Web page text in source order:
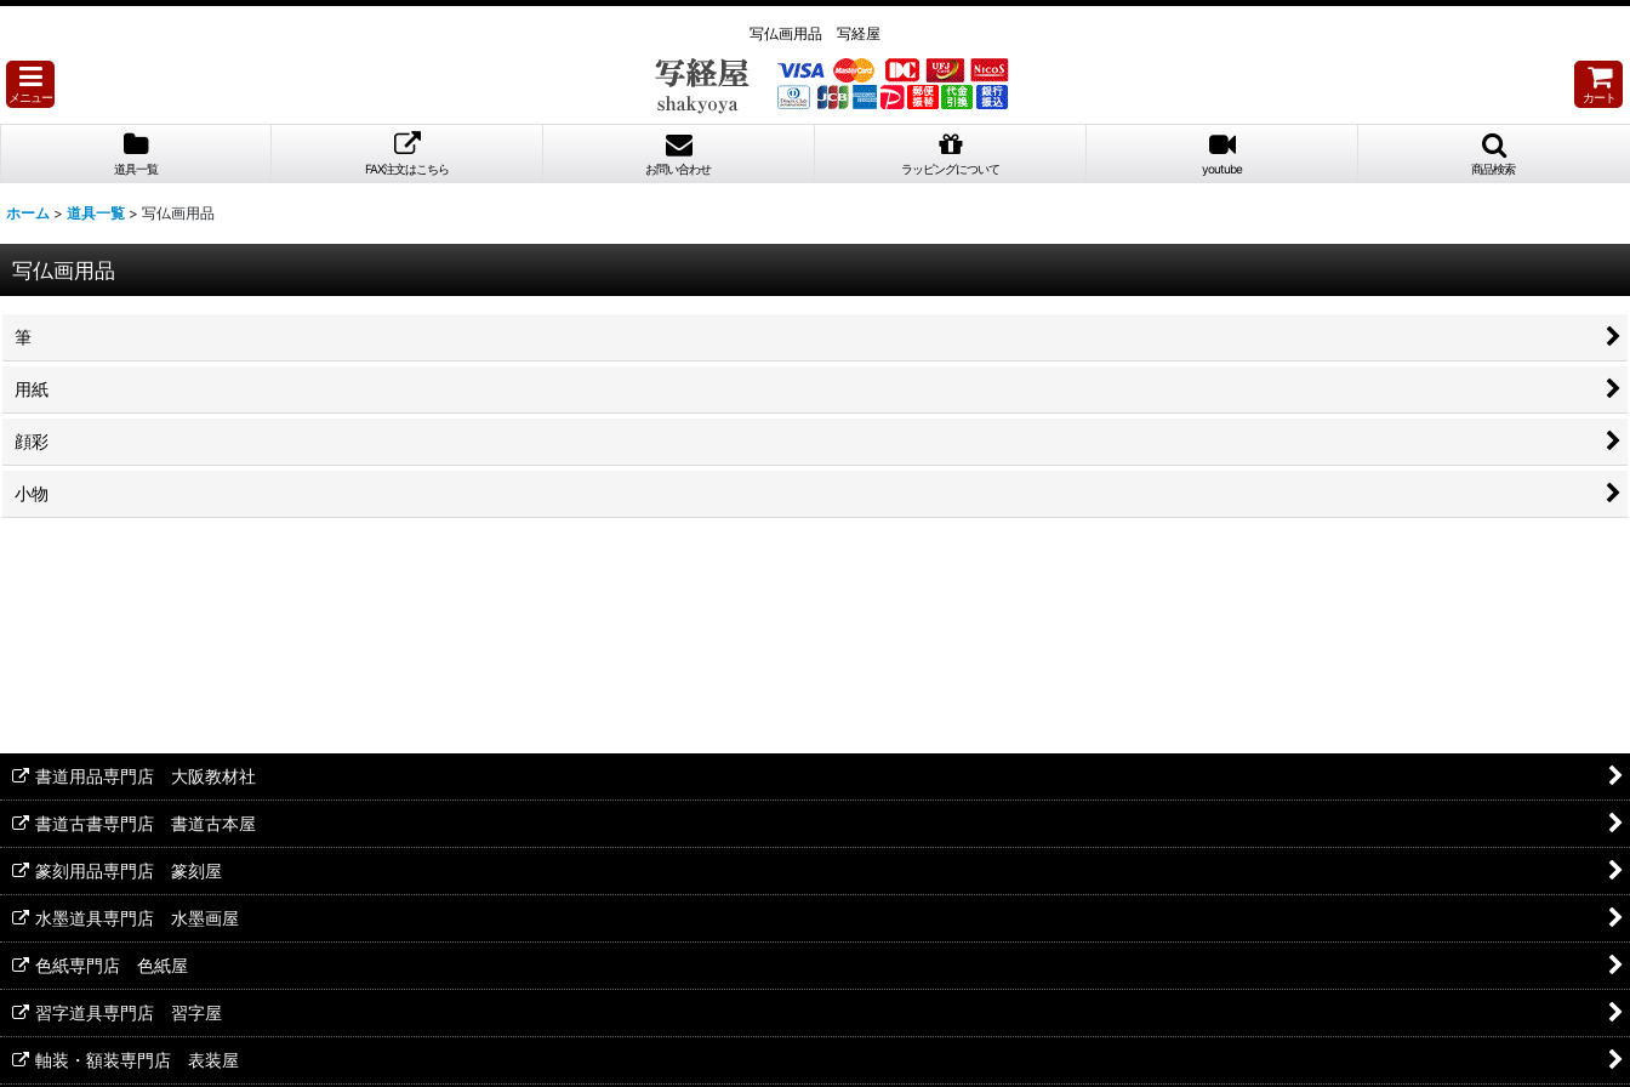
写仏画用品 写経屋
メニュー カート
道具一覧 FAX注文はこちら お問い合わせ ラッピングについて youtube 商品検索
ホーム > 道具一覧 > 写仏画用品
写仏画用品
筆
用紙
顔彩
小物
書道用品専門店 大阪教材社
書道古書専門店 書道古本屋
篆刻用品専門店 篆刻屋
水墨道具専門店 水墨画屋
色紙専門店 色紙屋
習字道具専門店 習字屋
軸装・額装専門店 表装屋